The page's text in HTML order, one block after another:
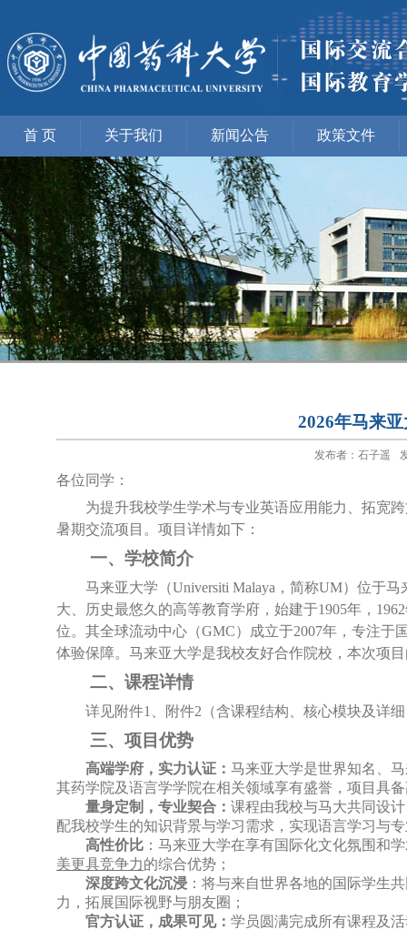
首 页 关于我们 新闻公告 政策文件
2026年马来
发布者：石子遥
各位同学：
为提升我校学生学术与专业英语应用能力、拓宽
暑期交流项目。项目详情如下：
一、学校简介
马来亚大学（Universiti Malaya ，简称UM）位于马
大、历史最悠久的高等教育学府，始建于1905年， 1962
位。其全球流动中心（GMC）成立于2007年，专注于
体验保障。马来亚大学是我校友好合作院校，本次项
二、课程详情
详见附件1、附件2 （含课程结构、核心模块及详
三、项目优势
高端学府，实力认证： 马来亚大学是世界知名、
其药学院及语言学学院在相关领域享有盛誉，项目具
量身定制，专业契合： 课程由我校与马大共同设
配我校学生的知识背景与学习需求，实现语言学习与
高性价比 ：马来亚大学在享有国际化文化氛围和
美更具竞争力的综合优势；
深度跨文化沉浸 ：将与来自世界各地的国际学生
力，拓展国际视野与朋友圈；
官方认证，成果可见： 学员圆满完成所有课程及